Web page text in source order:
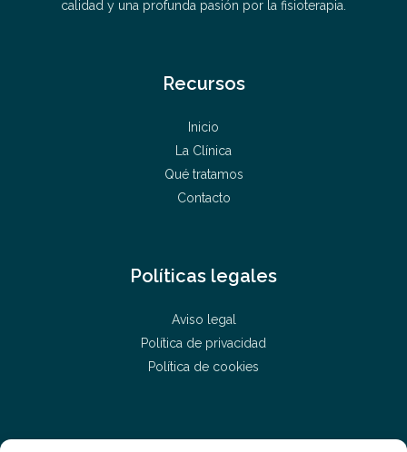
calidad y una profunda pasión por la fisioterapia.
Recursos
Inicio
La Clínica
Qué tratamos
Contacto
Políticas legales
Aviso legal
Política de privacidad
Política de cookies